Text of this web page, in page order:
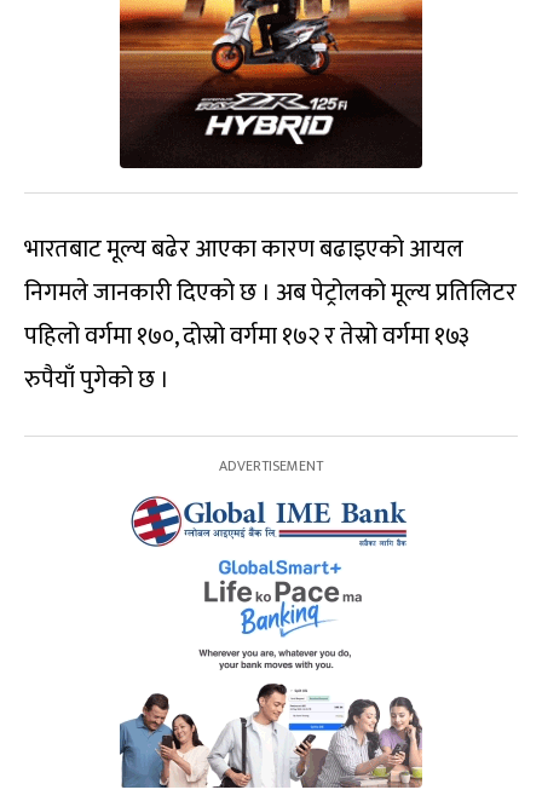
भारतबाट मूल्य बढेर आएका कारण बढाइएको आयल
निगमले जानकारी दिएको छ । अब पेट्रोलको मूल्य प्रतिलिटर
पहिलो वर्गमा १७०, दोस्रो वर्गमा १७२ र तेस्रो वर्गमा १७३
रुपैयाँ पुगेको छ ।